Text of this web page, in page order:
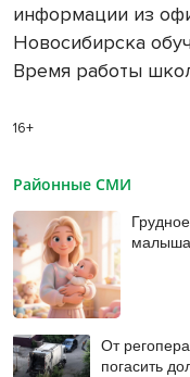
информации из
Новосибирска
Время работы
16+
Районные СМИ
малыша
От
погасить